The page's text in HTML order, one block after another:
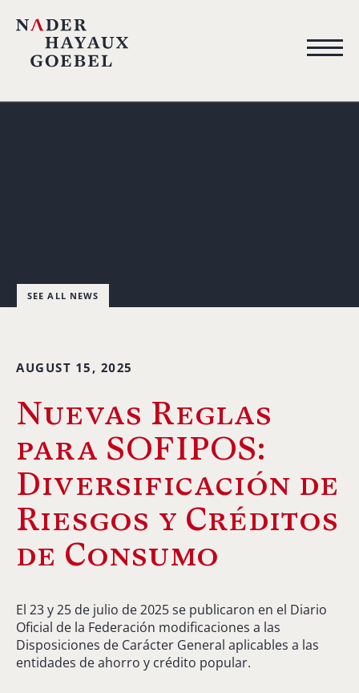
SEE ALL NEWS
AUGUST 15, 2025
Nuevas Reglas
para SOFIPOS:
Diversificación de
Riesgos y Créditos
de Consumo
El 23 y 25 de julio de 2025 se publicaron en el Diario
Oficial de la Federación modificaciones a las
Disposiciones de Carácter General aplicables a las
entidades de ahorro y crédito popular.